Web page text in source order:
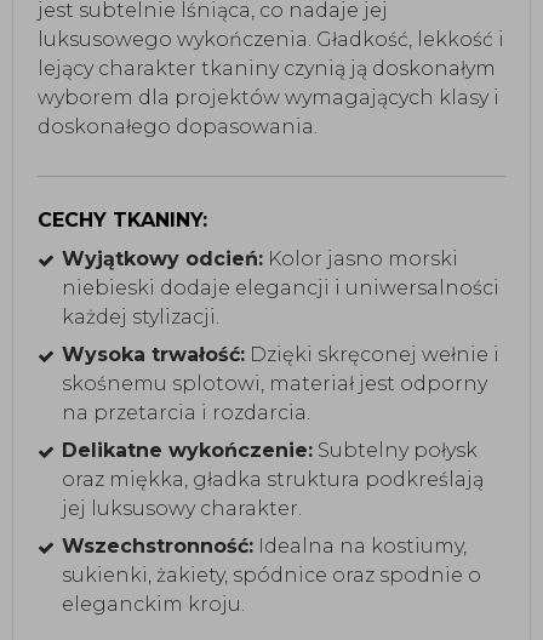
jest subtelnie lśniąca, co nadaje jej
luksusowego wykończenia. Gładkość, lekkość i
lejący charakter tkaniny czynią ją doskonałym
wyborem dla projektów wymagających klasy i
doskonałego dopasowania.
CECHY TKANINY:
Wyjątkowy odcień: Kolor jasno morski
niebieski dodaje elegancji i uniwersalności
każdej stylizacji.
Wysoka trwałość: Dzięki skręconej wełnie i
skośnemu splotowi, materiał jest odporny
na przetarcia i rozdarcia.
Delikatne wykończenie: Subtelny połysk
oraz miękka, gładka struktura podkreślają
jej luksusowy charakter.
Wszechstronność: Idealna na kostiumy,
sukienki, żakiety, spódnice oraz spodnie o
eleganckim kroju.